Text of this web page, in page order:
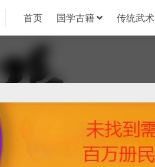
首页 国学古籍 传统武术